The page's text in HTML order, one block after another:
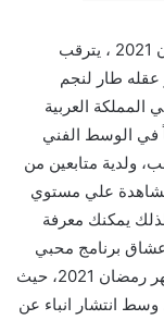
متى يعرض برنامج رامز جلال الجديد في رمضان 2021 ، يترقب
عقله طار لنجم
العربية
في الوسط الفني
ولدية متابعين من
مشاهدة علي مستوي
يمكنك معرفة
رمضان 2021 يتساءل عشاق برنامج محبي
الفنان المصري جلال عن موعد عرضه خلال شهر رمضان 2021، حيث
انتشار انباء عن